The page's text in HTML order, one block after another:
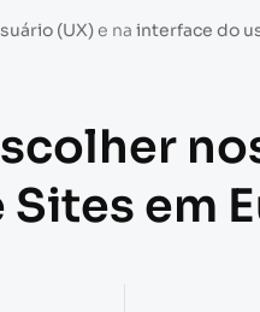
(UX)e na interface do
em